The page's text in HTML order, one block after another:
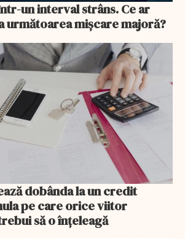
un interval strâns. Ce ar
următoarea mișcare majoră?
dobânda la un credit
pe care orice viitor
să o înțeleagă